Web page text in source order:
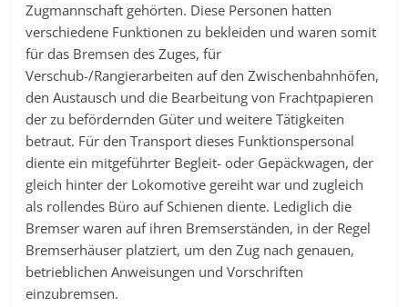
Zugmannschaft gehörten. Diese Personen hatten
verschiedene Funktionen zu bekleiden und waren somit
für das Bremsen des Zuges, für
Verschub-/Rangierarbeiten auf den Zwischenbahnhöfen,
den Austausch und die Bearbeitung von Frachtpapieren
der zu befördernden Güter und weitere Tätigkeiten
betraut. Für den Transport dieses Funktionspersonal
diente ein mitgeführter Begleit- oder Gepäckwagen, der
gleich hinter der Lokomotive gereiht war und zugleich
als rollendes Büro auf Schienen diente. Lediglich die
Bremser waren auf ihren Bremserständen, in der Regel
Bremserhäuser platziert, um den Zug nach genauen,
betrieblichen Anweisungen und Vorschriften
einzubremsen.